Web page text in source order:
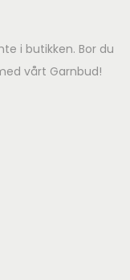
i butikken. Bor du
vårt Garnbud!